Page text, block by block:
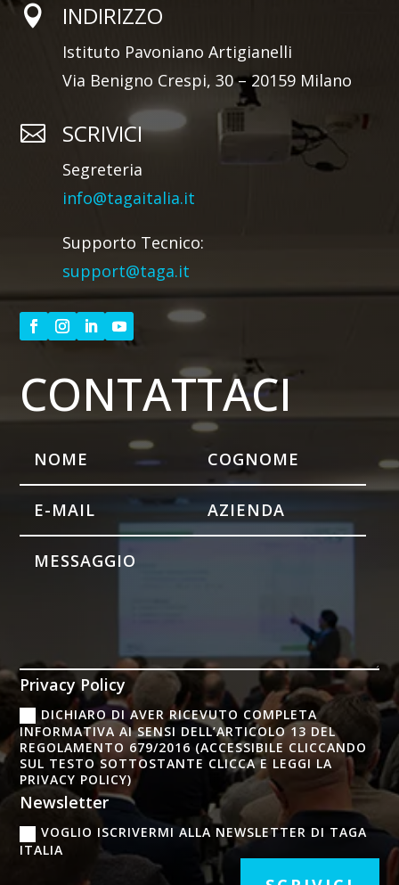
 INDIRIZZO
Istituto Pavoniano Artigianelli
Via Benigno Crespi, 30 – 20159 Milano
 SCRIVICI
Segreteria
info@tagaitalia.it
Supporto Tecnico:
support@taga.it
CONTATTACI
Privacy Policy
DICHIARO DI AVER RICEVUTO COMPLETA
INFORMATIVA AI SENSI DELL’ARTICOLO 13 DEL
REGOLAMENTO 679/2016 (ACCESSIBILE CLICCANDO
SUL TESTO SOTTOSTANTE CLICCA E LEGGI LA
PRIVACY POLICY)
Newsletter
VOGLIO ISCRIVERMI ALLA NEWSLETTER DI TAGA
ITALIA